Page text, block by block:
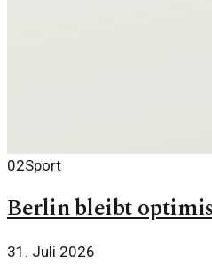
02Sport
Berlin bleibt
31. Juli 2026